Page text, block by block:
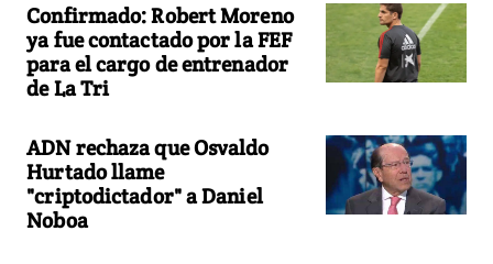
Confirmado: Robert Moreno
ya fue contactado por la FEF
para el cargo de entrenador
de La Tri
ADN rechaza que Osvaldo
Hurtado llame
"criptodictador" a Daniel
Noboa